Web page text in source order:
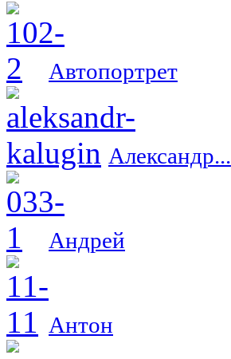
Автопортрет
Александр...
Андрей
Антон